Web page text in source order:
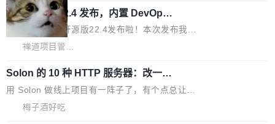
在触摸设备上显示为小圆点的问题。#58812 Ty
pography 优化 Typography 省略提示在大列表
中的渲染性能。#58806 修复 Typography...
nce Index vs Cost per Task 的散点图上，13
个模型排成一列，V4 Flash 贴着底部：$0.03
一次任务。 V4 Flash 的 Intelligence Index 得
的：Claude Opus 5（61 分）、Claude Fable
5（60 分）、GPT-5.6 Sol（59 分）、Kimi K3
（57 分）、Grok 4...
禅道开源版 22.4 发布，内置 DevOps4.
0 正式版，提供从代码提交到交付的全
生命周期的管理能力
大家好， 禅道开源版22.4发布啦！本次发布我们
带来了DevOps4.0系列的首个正式版本。 DevO
核心，依托于全自研的GitFox代码托管引擎，我
们提供了从代码提交到交付的全生命周期的管理
能力。同时，我们 对禅道DevOps现有底层代码
Solon 的 10 种 HTTP 服务器：改一行
依赖，换一个引擎
用 Solon 做线上项目有一阵子了，有个点总让新
接触的人觉得意外：服务器引擎是让你选的。 S
梅子酒好吃